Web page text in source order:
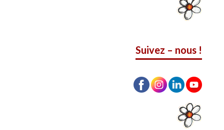
Suivez – nous !